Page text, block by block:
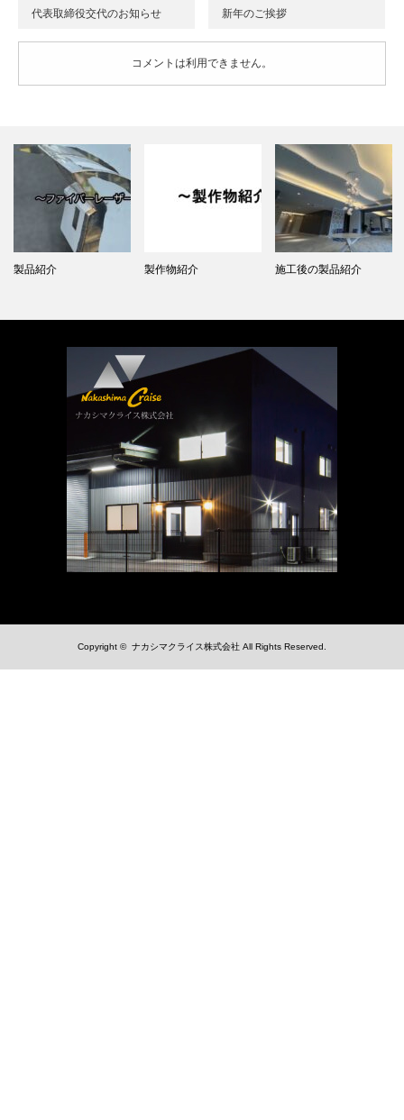
代表取締役交代のお知らせ 新年のご挨拶
コメントは利用できません。
製品紹介 製作物紹介 施工後の製品紹介
Copyright © ナカシマクライス株式会社 All Rights Reserved.